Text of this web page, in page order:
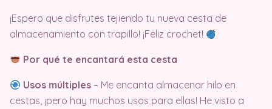
¡Espero que disfrutes tejiendo tu nueva cesta de
almacenamiento con trapillo! ¡Feliz crochet!
Por qué te encantará esta cesta
Usos múltiples – Me encanta almacenar hilo en
cestas, ¡pero hay muchos usos para ellas! He visto a